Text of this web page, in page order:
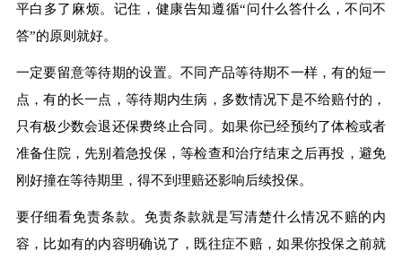
平白多了麻烦。记住，健康告知遵循“问什么答什么，不问不
答”的原则就好。
一定要留意等待期的设置。不同产品等待期不一样，有的短一
点，有的长一点，等待期内生病，多数情况下是不给赔付的，
只有极少数会退还保费终止合同。如果你已经预约了体检或者
准备住院，先别着急投保，等检查和治疗结束之后再投，避免
刚好撞在等待期里，得不到理赔还影响后续投保。
要仔细看免责条款。免责条款就是写清楚什么情况不赔的内
容，比如有的内容明确说了，既往症不赔，如果你投保之前就